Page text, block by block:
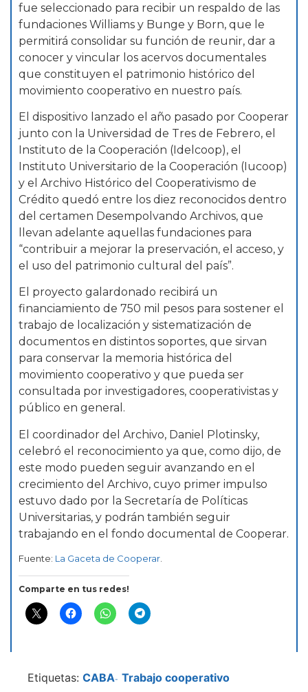
fue seleccionado para recibir un respaldo de las
fundaciones Williams y Bunge y Born, que le
permitirá consolidar su función de reunir, dar a
conocer y vincular los acervos documentales
que constituyen el patrimonio histórico del
movimiento cooperativo en nuestro país.
El dispositivo lanzado el año pasado por Cooperar
junto con la Universidad de Tres de Febrero, el
Instituto de la Cooperación (Idelcoop), el
Instituto Universitario de la Cooperación (Iucoop)
y el Archivo Histórico del Cooperativismo de
Crédito quedó entre los diez reconocidos dentro
del certamen Desempolvando Archivos, que
llevan adelante aquellas fundaciones para
“contribuir a mejorar la preservación, el acceso, y
el uso del patrimonio cultural del país”.
El proyecto galardonado recibirá un
financiamiento de 750 mil pesos para sostener el
trabajo de localización y sistematización de
documentos en distintos soportes, que sirvan
para conservar la memoria histórica del
movimiento cooperativo y que pueda ser
consultada por investigadores, cooperativistas y
público en general.
El coordinador del Archivo, Daniel Plotinsky,
celebró el reconocimiento ya que, como dijo, de
este modo pueden seguir avanzando en el
crecimiento del Archivo, cuyo primer impulso
estuvo dado por la Secretaría de Políticas
Universitarias, y podrán también seguir
trabajando en el fondo documental de Cooperar.
Fuente: La Gaceta de Cooperar.
Comparte en tus redes!
Etiquetas: CABA- Trabajo cooperativo